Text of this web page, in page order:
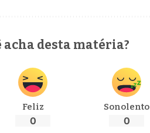
acha desta matéria?
Feliz
0
Sonolento
0